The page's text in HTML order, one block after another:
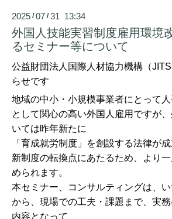
2025 /07 /31 13:34
外国人技能実習制度雇用環境
るセミナー等について
公益財団法人国際人材協力機構（
らせです
地域の中小・小規模事業者にとって
として関心の高い外国人雇用ですが
いては昨年新たに
「育成就労制度」を創設する法律が
新制度の転換点にあたるため、より
められます。
本セミナー、コンサルティングは、
から、現場での工夫・課題まで、実
内容となって